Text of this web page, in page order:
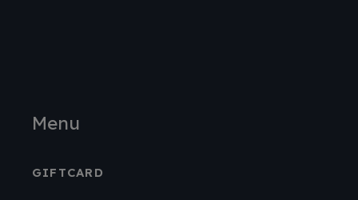
Menu
GIFTCARD